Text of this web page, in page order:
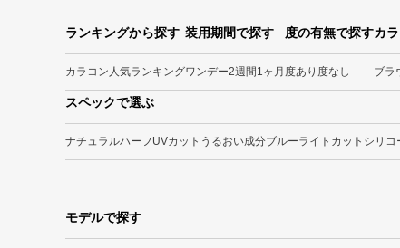
ランキングから探す
カラコン人気ランキング
装用期間で探す
ワンデー2週間1ヶ月
度の有無で探す
度あり 度なし
カ
ブラ
スペックで選ぶ
ナチュラルハーフUVカット うるおい成分ブルーライトカット シリコ
モデルで探す